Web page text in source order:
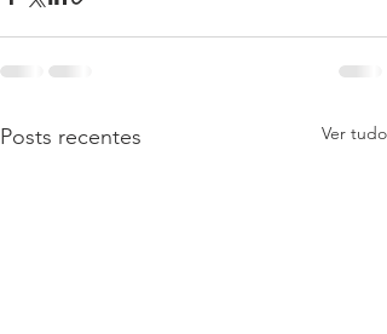
Posts recentes Ver tudo